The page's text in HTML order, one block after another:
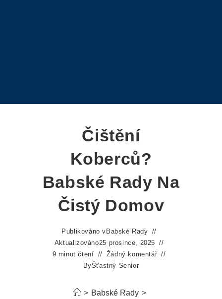
Čištění
Koberců?
Babské Rady Na
Čistý Domov
Publikováno v Babské Rady
Aktualizováno25 prosince, 2025
9 minut čtení
Žádný komentář
ByŠťastný Senior
> Babské Rady >